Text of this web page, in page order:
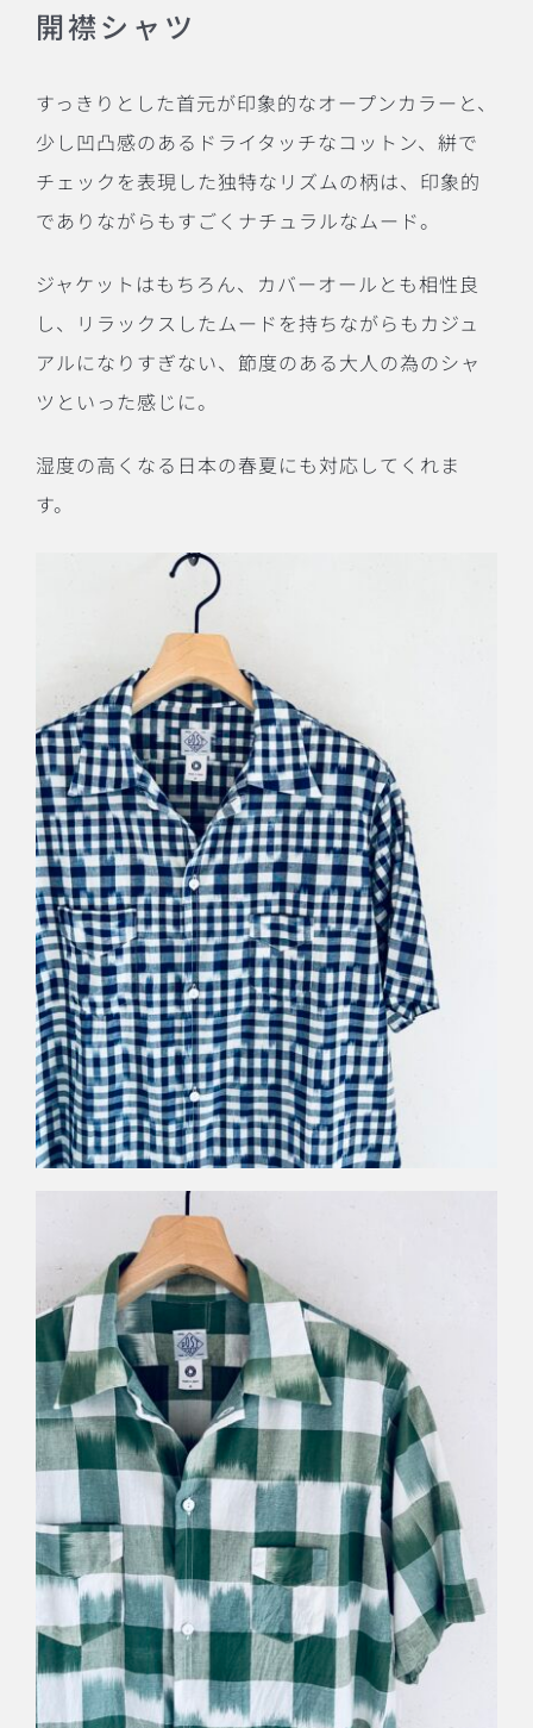
開襟シャツ
すっきりとした首元が印象的なオープンカラーと、
少し凹凸感のあるドライタッチなコットン、絣で
チェックを表現した独特なリズムの柄は、印象的
でありながらもすごくナチュラルなムード。
ジャケットはもちろん、カバーオールとも相性良
し、リラックスしたムードを持ちながらもカジュ
アルになりすぎない、節度のある大人の為のシャ
ツといった感じに。
湿度の高くなる日本の春夏にも対応してくれま
す。